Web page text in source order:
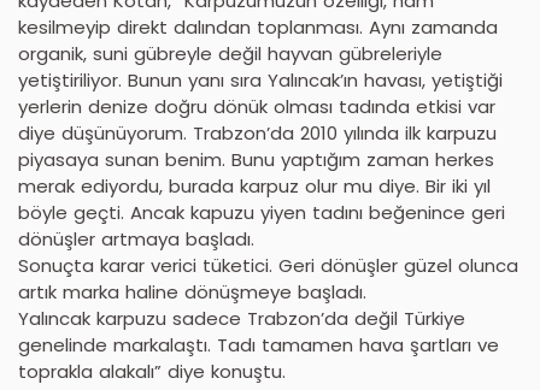
kesilmeyip direkt dalından toplanması. Aynı zamanda
organik, suni gübreyle değil hayvan gübreleriyle
yetiştiriliyor. Bunun yanı sıra Yalıncak’ın havası, yetiştiği
yerlerin denize doğru dönük olması tadında etkisi var
diye düşünüyorum. Trabzon’da 2010 yılında ilk karpuzu
piyasaya sunan benim. Bunu yaptığım zaman herkes
merak ediyordu, burada karpuz olur mu diye. Bir iki yıl
böyle geçti. Ancak kapuzu yiyen tadını beğenince geri
dönüşler artmaya başladı.
Sonuçta karar verici tüketici. Geri dönüşler güzel olunca
artık marka haline dönüşmeye başladı.
Yalıncak karpuzu sadece Trabzon’da değil Türkiye
genelinde markalaştı. Tadı tamamen hava şartları ve
toprakla alakalı” diye konuştu.